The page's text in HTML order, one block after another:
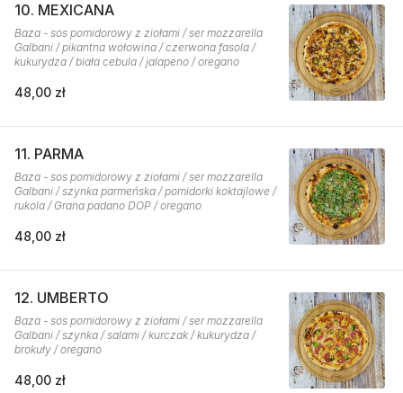
10. MEXICANA
Baza - sos pomidorowy z ziołami / ser mozzarella
Galbani / pikantna wołowina / czerwona fasola /
kukurydza / biała cebula / jalapeno / oregano
48,00 zł
11. PARMA
Baza - sos pomidorowy z ziołami / ser mozzarella
Galbani / szynka parmeńska / pomidorki koktajlowe /
rukola / Grana padano DOP / oregano
48,00 zł
12. UMBERTO
Baza - sos pomidorowy z ziołami / ser mozzarella
Galbani / szynka / salami / kurczak / kukurydza /
brokuły / oregano
48,00 zł